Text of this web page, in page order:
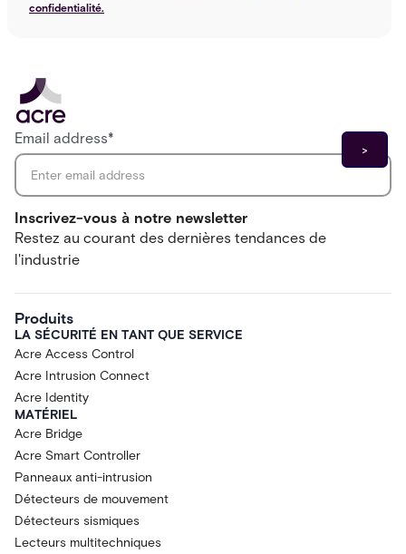
confidentialité.
Inscrivez-vous à notre newsletter
Restez au courant des dernières tendances de
l'industrie
Email address*
Produits
LA SÉCURITÉ EN TANT QUE SERVICE
Acre Access Control
Acre Intrusion Connect
Acre Identity
MATÉRIEL
Acre Bridge
Acre Smart Controller
Panneaux anti-intrusion
Détecteurs de mouvement
Détecteurs sismiques
Lecteurs multitechniques